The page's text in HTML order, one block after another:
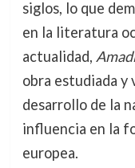
siglos, lo que
en la literatura
actualidad,
obra estudiada y
desarrollo de la
influencia en la
europea.